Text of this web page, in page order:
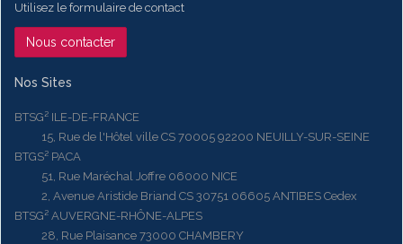
Utilisez le formulaire de contact
Nous contacter
Nos Sites
BTSG² ILE-DE-FRANCE
15, Rue de l'Hôtel ville CS 70005 92200 NEUILLY-SUR-SEINE
BTGS² PACA
51, Rue Maréchal Joffre 06000 NICE
2, Avenue Aristide Briand CS 30751 06605 ANTIBES Cedex
BTSG² AUVERGNE-RHÔNE-ALPES
28, Rue Plaisance 73000 CHAMBERY